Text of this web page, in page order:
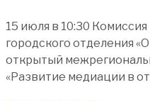
15 июля в 10:30
городского отделения
открытый
«Развитие медиации в